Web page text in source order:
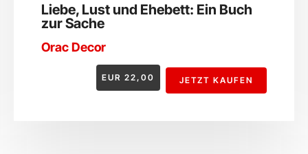
Liebe, Lust und Ehebett: Ein Buch
zur Sache
Orac Decor
EUR 22,00 JETZT KAUFEN